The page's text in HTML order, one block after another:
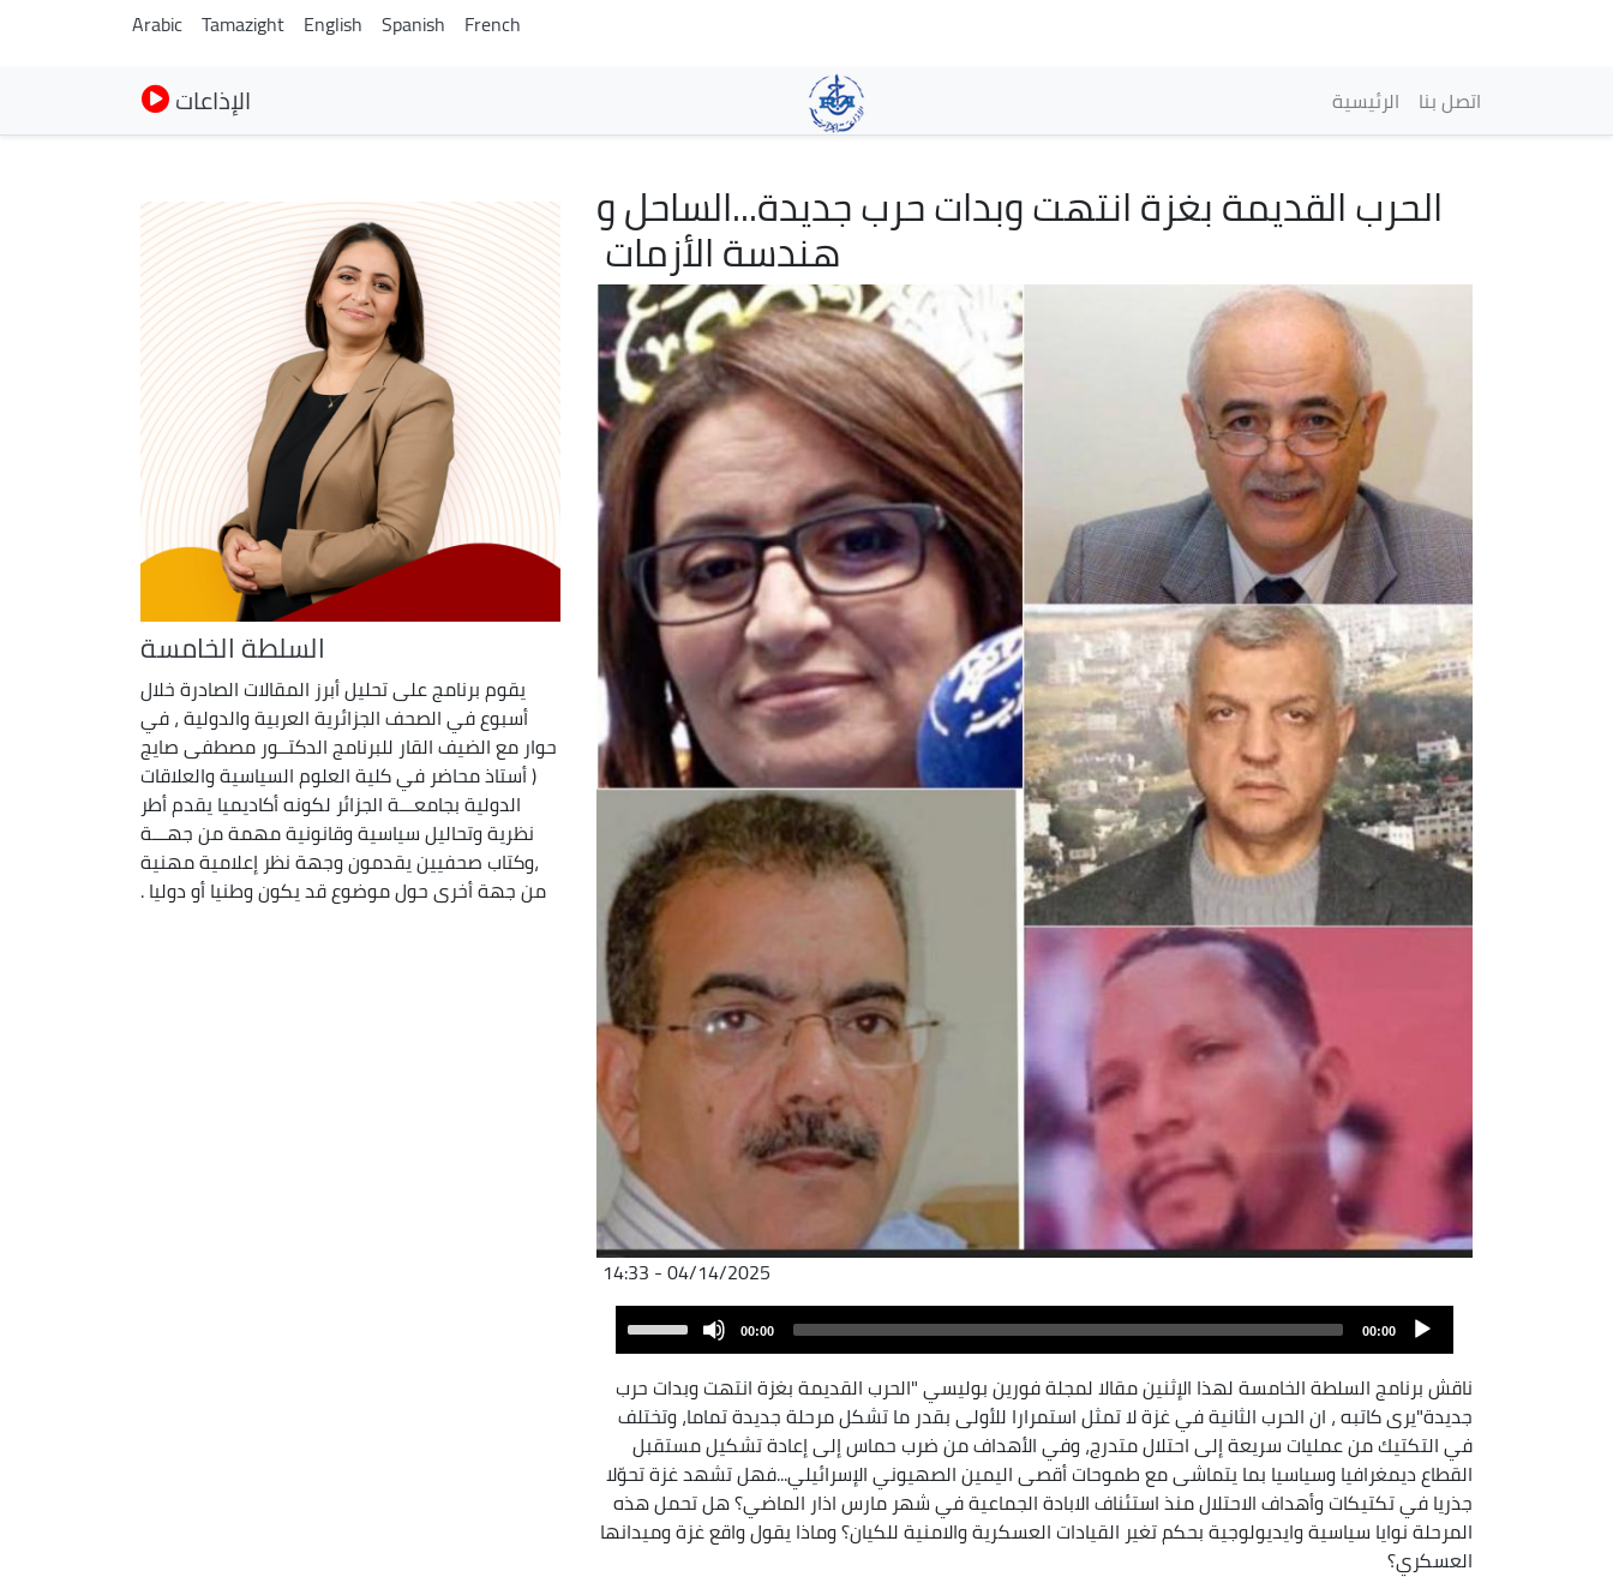
main
content
Arabic Tamazight English Spanish French
الإذاعات Main navigation
الرئيسية اتصل بنا
الحرب القديمة بغزة انتهت وبدات حرب جديدة...الساحل و
هندسة الأزمات
04/14/2025 - 14:33
Audio
Player
00:00
00:00
increase
or
ناقش برنامج السلطة الخامسة لهذا الإثنين مقالا لمجلة فورين بوليسي "الحرب القديمة بغزة انتهت وبدات حرب
جديدة"يرى كاتبه ، ان الحرب الثانية في غزة لا تمثل استمرارا للأولى بقدر ما تشكل مرحلة جديدة تماما، وتختلف
في التكتيك من عمليات سريعة إلى احتلال متدرج، وفي الأهداف من ضرب حماس إلى إعادة تشكيل مستقبل
القطاع ديمغرافيا وسياسيا بما يتماشى مع طموحات أقصى اليمين الصهيوني الإسرائيلي...فهل تشهد غزة تحوّلا
جذريا في تكتيكات وأهداف الاحتلال منذ استئناف الابادة الجماعية في شهر مارس اذار الماضي؟ هل تحمل هذه
المرحلة نوايا سياسية وايديولوجية بحكم تغير القيادات العسكرية والامنية للكيان؟ وماذا يقول واقع غزة وميدانها
العسكري؟
السلطة الخامسة
يقوم برنامج على تحليل أبرز المقالات الصادرة خلال
أسبوع في الصحف الجزائرية العربية والدولية ، في
حوار مع الضيف القار للبرنامج الدكتــور مصطفى صايج
( أستاذ محاضر في كلية العلوم السياسية والعلاقات
الدولية بجامعـــة الجزائر لكونه أكاديميا يقدم أطر
نظرية وتحاليل سياسية وقانونية مهمة من جهـــة
،وكتاب صحفيين يقدمون وجهة نظر إعلامية مهنية
من جهة أخرى حول موضوع قد يكون وطنيا أو دوليا .